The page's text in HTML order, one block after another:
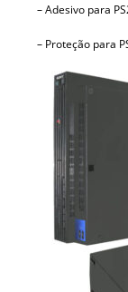
– Adesivo para
– Proteção para